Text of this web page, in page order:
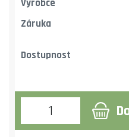
Výrobce
Záruka
Dostupnost